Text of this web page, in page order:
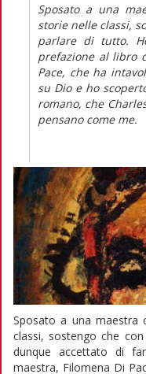
Sposato a una
storie nelle classi,
parlare di tutto.
prefazione al libro
Pace, che ha
su Dio e ho
romano, che
pensano come me.
Sposato a una maestra
classi, sostengo che
dunque accettato di
maestra, Filomena Di